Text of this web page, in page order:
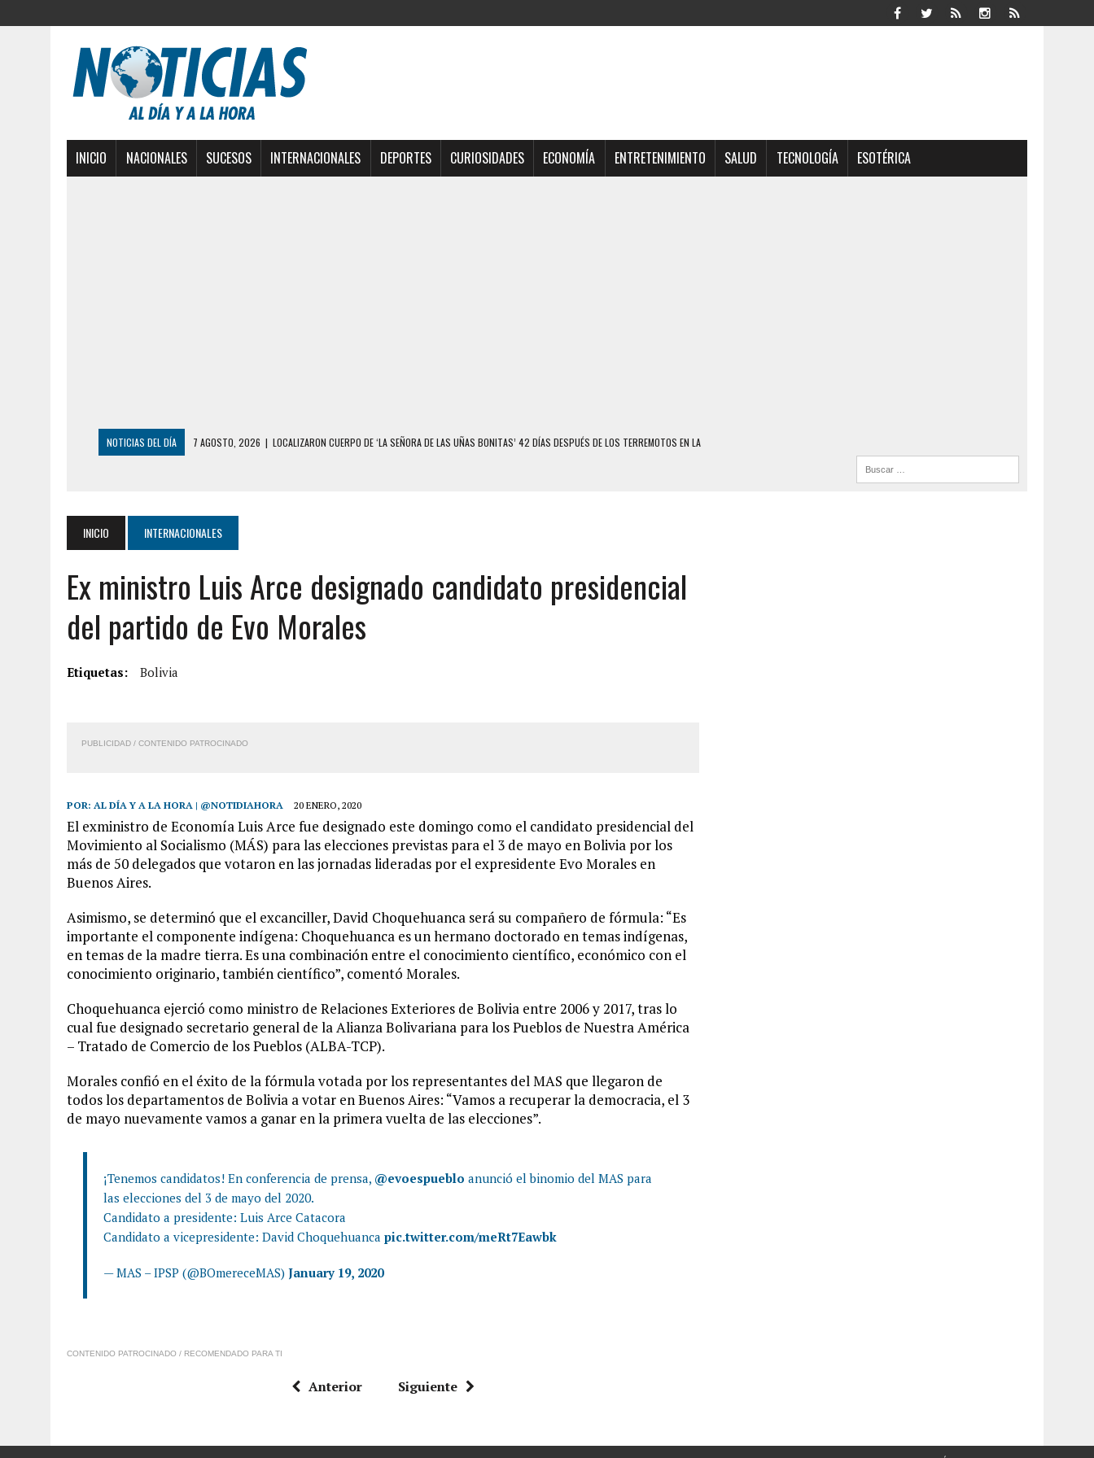
INICIO NACIONALES SUCESOS INTERNACIONALES DEPORTES CURIOSIDADES ECONOMÍA ENTRETENIMIENTO SALUD TECNOLOGÍA ESOTÉRICA
NOTICIAS DEL DÍA 6 AGOSTO, 2026 | MISTERIOSA MUERTE DE MODELO EN MONAGAS: HALLARON EL CUERPO DENTRO DE SU CASA
5 AGOSTO, 2026 | HORROR EN BARINAS: UN HOMBRE INDUJO AL SUICIDIO A UNA ADOLESCENTE DE 13 AÑOS TRAS ABUSAR DE ELLA
3 AGOSTO, 2026
LA INCREÍBLE FORMA EN LA QUE SOBREVIVIÓ UN HOMBRE Y SU FAMILIA TRAS LOS TERREMOTOS: CAYERON DESDE EL PISO NUEVE DEL
EDIFICIO PETUNIA
7 AGOSTO, 2026
| FUGA DE GAS GENERÓ EXPLOSIÓN EN LOCAL COMERCIAL DE CHACAO
INICIO INTERNACIONALES
Ex ministro Luis Arce designado candidato presidencial
del partido de Evo Morales
Etiquetas: Bolivia
PUBLICIDAD / CONTENIDO PATROCINADO
POR: AL DÍA Y A LA HORA | @NOTIDIAHORA 20 ENERO, 2020
El exministro de Economía Luis Arce fue designado este domingo como el candidato presidencial del
Movimiento al Socialismo (MÁS) para las elecciones previstas para el 3 de mayo en Bolivia por los
más de 50 delegados que votaron en las jornadas lideradas por el expresidente Evo Morales en
Buenos Aires.
Asimismo, se determinó que el excanciller, David Choquehuanca será su compañero de fórmula: “Es
importante el componente indígena: Choquehuanca es un hermano doctorado en temas indígenas,
en temas de la madre tierra. Es una combinación entre el conocimiento científico, económico con el
conocimiento originario, también científico”, comentó Morales.
Choquehuanca ejerció como ministro de Relaciones Exteriores de Bolivia entre 2006 y 2017, tras lo
cual fue designado secretario general de la Alianza Bolivariana para los Pueblos de Nuestra América
– Tratado de Comercio de los Pueblos (ALBA-TCP).
Morales confió en el éxito de la fórmula votada por los representantes del MAS que llegaron de
todos los departamentos de Bolivia a votar en Buenos Aires: “Vamos a recuperar la democracia, el 3
de mayo nuevamente vamos a ganar en la primera vuelta de las elecciones”.
¡Tenemos candidatos! En conferencia de prensa, @evoespueblo anunció el binomio del MAS para
las elecciones del 3 de mayo del 2020.
Candidato a presidente: Luis Arce Catacora
Candidato a vicepresidente: David Choquehuanca pic.twitter.com/meRt7Eawbk
— MAS – IPSP (@BOmereceMAS) January 19, 2020
CONTENIDO PATROCINADO / RECOMENDADO PARA TI
Anterior Siguiente